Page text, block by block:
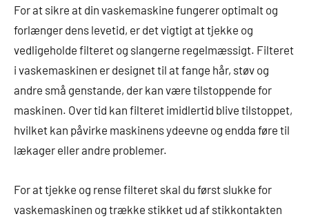
For at sikre at din vaskemaskine fungerer optimalt og
forlænger dens levetid, er det vigtigt at tjekke og
vedligeholde filteret og slangerne regelmæssigt. Filteret
i vaskemaskinen er designet til at fange hår, støv og
andre små genstande, der kan være tilstoppende for
maskinen. Over tid kan filteret imidlertid blive tilstoppet,
hvilket kan påvirke maskinens ydeevne og endda føre til
lækager eller andre problemer.
For at tjekke og rense filteret skal du først slukke for
vaskemaskinen og trække stikket ud af stikkontakten